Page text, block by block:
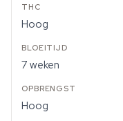
Hoog
7 weken
Hoog